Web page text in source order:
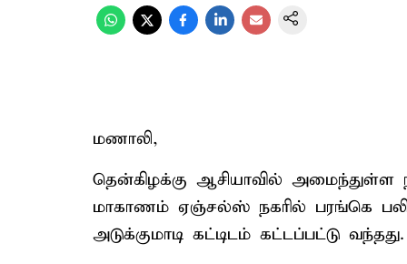
மணாலி,
தென்கிழக்கு ஆசியாவில் அமைந்துள்ள
மாகாணம் ஏஞ்சல்ஸ் நகரில் பரங்கெ
அடுக்குமாடி கட்டிடம் கட்டப்பட்டு வந்தது.